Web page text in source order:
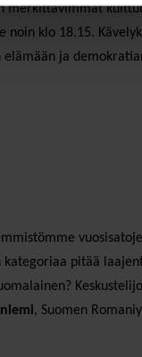
merkittävimmät
klo 18.15.
elämään ja
pitää
, Suomen